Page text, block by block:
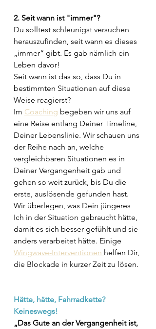
2. Seit wann ist "immer"?
Du solltest schleunigst versuchen
herauszufinden, seit wann es dieses
„immer“ gibt. Es gab nämlich ein
Leben davor!
Seit wann ist das so, dass Du in
bestimmten Situationen auf diese
Weise reagierst?
Im Coaching begeben wir uns auf
eine Reise entlang Deiner Timeline,
Deiner Lebenslinie. Wir schauen uns
der Reihe nach an, welche
vergleichbaren Situationen es in
Deiner Vergangenheit gab und
gehen so weit zurück, bis Du die
erste, auslösende gefunden hast.
Wir überlegen, was Dein jüngeres
Ich in der Situation gebraucht hätte,
damit es sich besser gefühlt und sie
anders verarbeitet hätte. Einige
Wingwave-Interventionen helfen Dir,
die Blockade in kurzer Zeit zu lösen.
Hätte, hätte, Fahrradkette?
Keineswegs!
„Das Gute an der Vergangenheit ist,